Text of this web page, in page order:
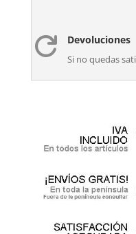
 Devoluciones
Si no quedas